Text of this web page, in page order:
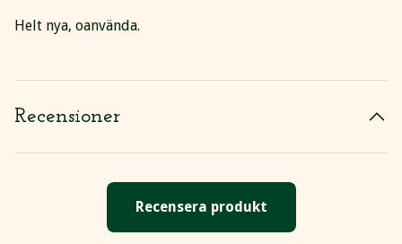
Helt nya, oanvända.
Recensioner
Recensera produkt